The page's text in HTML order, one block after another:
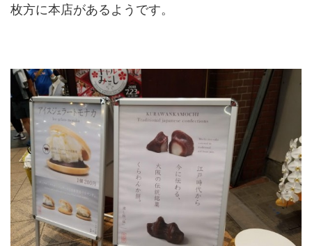
枚方に本店があるようです。